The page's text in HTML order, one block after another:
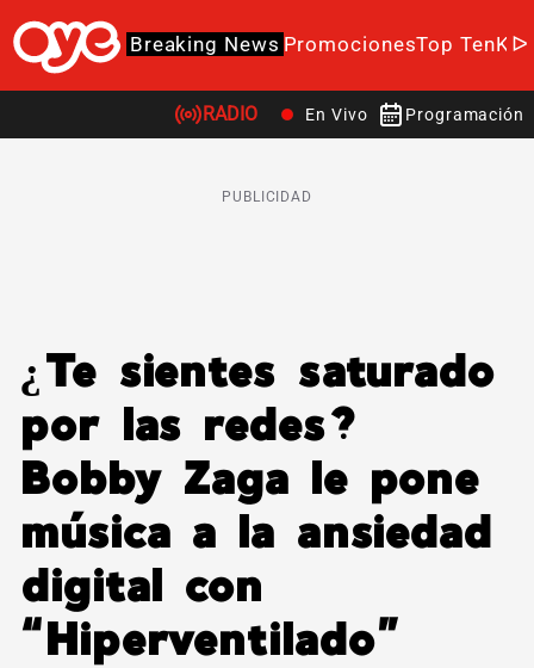
Breaking News PromocionesTop TenK-
RADIO En Vivo Programación
PUBLICIDAD
¿Te sientes saturado
por las redes?
Bobby Zaga le pone
música a la ansiedad
digital con
“Hiperventilado”